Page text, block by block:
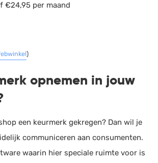
€24,95 per maand
)
opnemen in jouw
een keurmerk gekregen? Dan wil je
communiceren aan consumenten.
waarin hier speciale ruimte voor is